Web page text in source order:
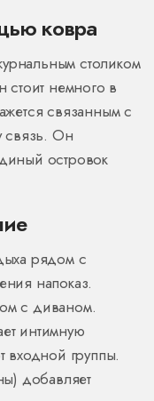
ковра
столиком
стоит немного в
связанным с
связь. Он
островок
рядом с
напоказ.
с диваном.
интимную
входной группы.
добавляет